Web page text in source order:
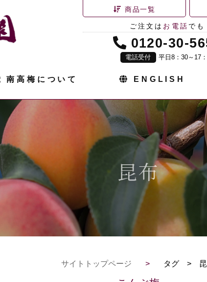
商品一覧
ご注文は お電話 でも
0120-30-
電話受付 平日8：30～17
南高梅について ENGLISH
昆布
サイトトップページ > タグ > 昆